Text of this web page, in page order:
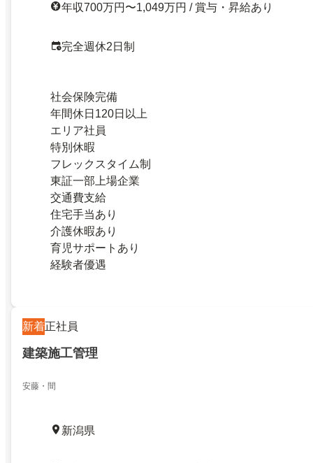
年収700万円〜1,049万円 / 賞与・昇給あり
完全週休2日制
社会保険完備
年間休日120日以上
エリア社員
特別休暇
フレックスタイム制
東証一部上場企業
交通費支給
住宅手当あり
介護休暇あり
育児サポートあり
経験者優遇
新着正社員
建築施工管理
安藤・間
新潟県